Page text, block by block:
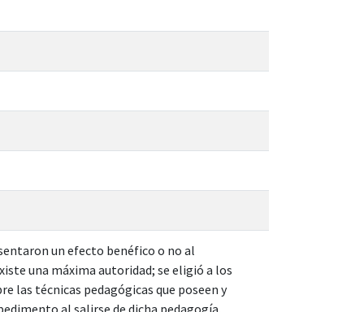
un efecto benéfico o no al
una máxima autoridad; se eligió a los
las técnicas pedagógicas que poseen y
al salirse de dicha pedagogía,